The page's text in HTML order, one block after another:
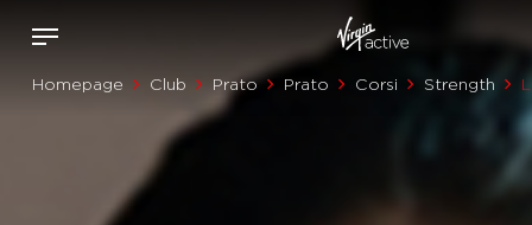
Homepage Club Prato Prato Corsi Strength